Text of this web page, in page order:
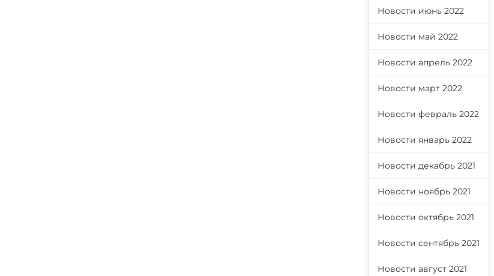
Новости июнь 2022
Новости май 2022
Новости апрель 2022
Новости март 2022
Новости февраль 2022
Новости январь 2022
Новости декабрь 2021
Новости ноябрь 2021
Новости октябрь 2021
Новости сентябрь 2021
Новости август 2021